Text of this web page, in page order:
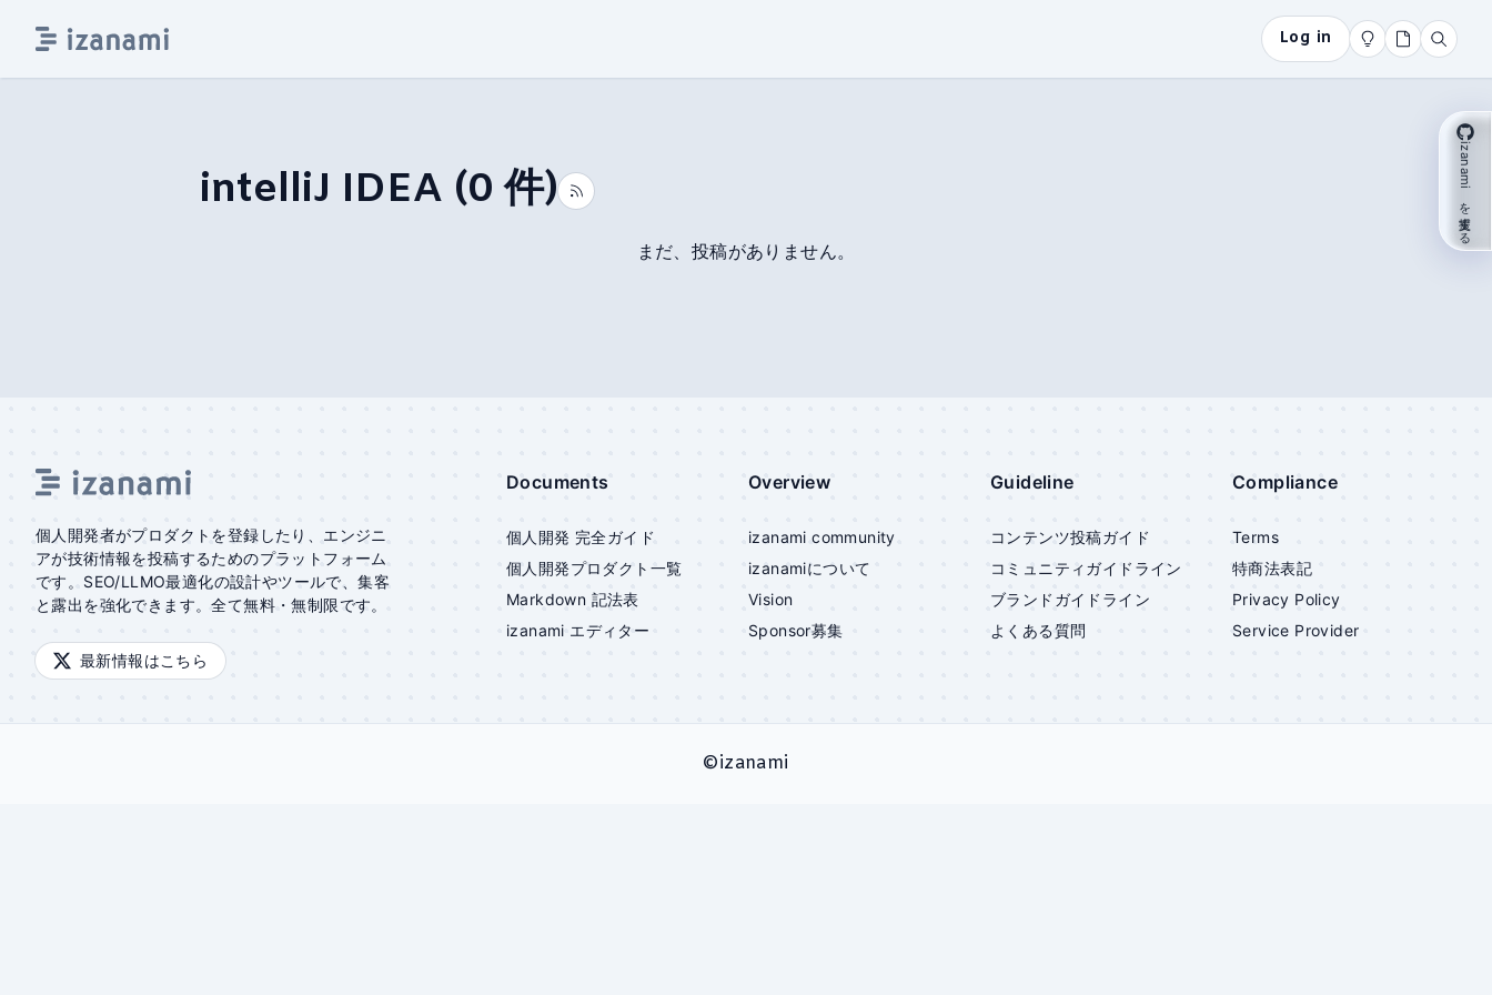
Log in
intelliJ IDEA (0 件)
まだ、投稿がありません。
個人開発者がプロダクトを登録したり、エンジニ
アが技術情報を投稿するためのプラットフォーム
です。SEO/LLMO最適化の設計やツールで、集客
と露出を強化できます。全て無料・無制限です。
最新情報はこちら
Documents
個人開発 完全ガイド
個人開発プロダクト一覧
Markdown 記法表
izanami エディター
Overview
izanami community
izanamiについて
Vision
Sponsor募集
Guideline
コンテンツ投稿ガイド
コミュニティガイドライン
ブランドガイドライン
よくある質問
Compliance
Terms
特商法表記
Privacy Policy
Service Provider
©izanami
izanami を支援する